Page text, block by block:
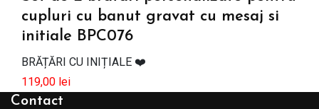
cupluri cu banut gravat cu mesaj si
initiale BPC076
BRĂȚĂRI CU INIȚIALE ❤️
119,00 lei
Contact